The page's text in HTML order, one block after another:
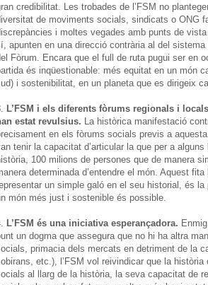
credibilitat. Les trobades de l’FSM no
de moviments socials, sindicats o ONG
i moltes vegades amb punts de
apunten en una direcció contrària al del
Fòrum. Encara que el full de ruta pugui ser en
és inqüestionable: més equitat en un món
i sostenibilitat, en un planeta que es dirigeix
L’FSM i els diferents fòrums regionals i
estat revulsius. La històrica manifestació
en els fòrums socials previs a
tenir la capacitat d’articular la que per a
100 milions de persones que de manera
determinada d’entendre el món. Aquest
un simple galó en el seu historial, és
món més just i sostenible és possible.
L’FSM és una iniciativa esperançadora.
un dogma que assegura que no hi ha altra
primacia dels mercats en detriment de la
etc.), l’FSM vol reivindicar que la
al llarg de la història, la seva capacitat de